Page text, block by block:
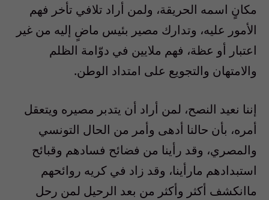
مكانٍ اسمه الحريقة، ولمن أراد تلافي تأخر فهم
الأمور عليه، وتدارك مصير بئيس ماضٍ إليه من غير
اعتبار أو عظة، فهم ملايين في دوّامة الظلم
والامتهان والتجويع على امتداد الوطن.
إننا نعيد النصح، لمن أراد أن يتدبر مصيره ويتعقل
أمره، بأن حالنا أدهى وأمر من الحال التونسي
والمصري، وقد رأينا من فضائح فسادهم وقبائح
استبدادهم مارأينا، وقد زاد في كريه روائحهم
ماانكشف أكثر وأكثر من بعد الرحيل لمن رحل